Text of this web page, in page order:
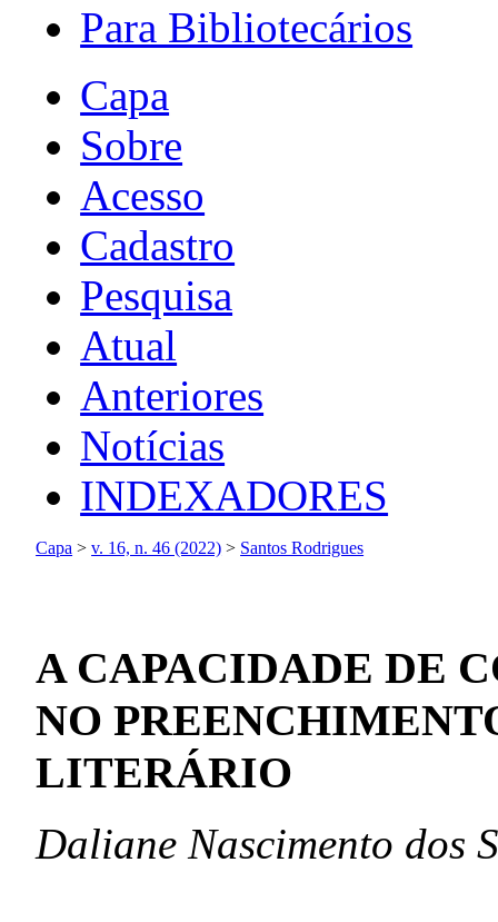
Para Bibliotecários
Capa
Sobre
Acesso
Cadastro
Pesquisa
Atual
Anteriores
Notícias
INDEXADORES
Capa >v. 16, n. 46 (2022) > Santos Rodrigues
A CAPACIDADE DE
NO
LITERÁRIO
Daliane Nascimento dos